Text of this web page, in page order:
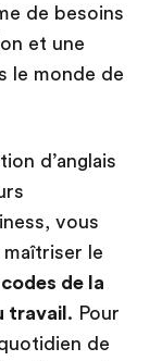
de besoins
et une
le monde de
d’anglais
vous
le
codes de la
travail. Pour
de